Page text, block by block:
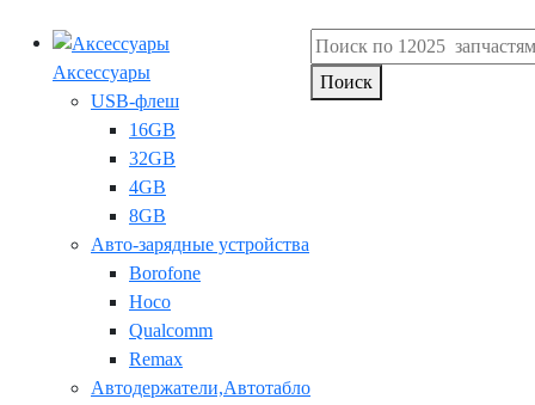
Аксессуары
USB-флеш
16GB
32GB
4GB
8GB
Авто-зарядные устройства
Borofone
Hoco
Qualcomm
Remax
Автодержатели,Автотабло
Поиск